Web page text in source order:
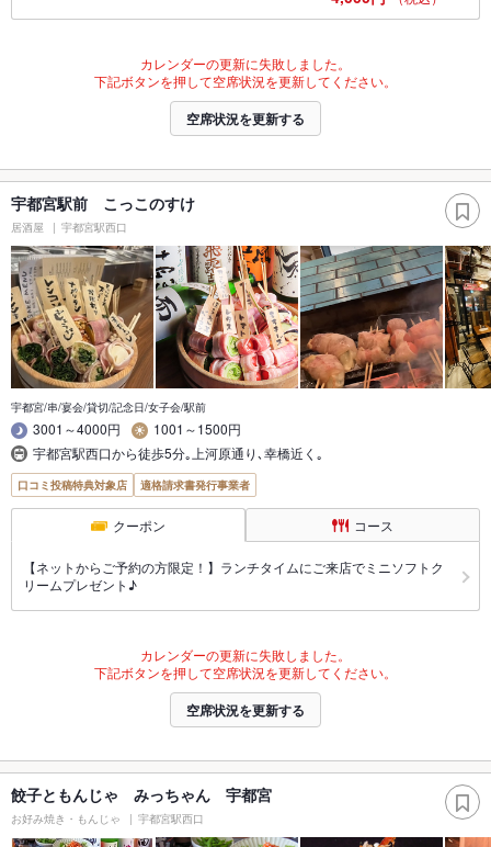
カレンダーの更新に失敗しました。
下記ボタンを押して空席状況を更新してください。
空席状況を更新する
宇都宮駅前 こっこのすけ
居酒屋 宇都宮駅西口
宇都宮/串/宴会/貸切/記念日/女子会/駅前
3001～4000円
1001～1500円
宇都宮駅西口から徒歩5分｡上河原通り､幸橋近く｡
口コミ投稿特典対象店 適格請求書発行事業者
クーポン コース
【ネットからご予約の方限定！】ランチタイムにご来店でミニソフトク
リームプレゼント♪
カレンダーの更新に失敗しました。
下記ボタンを押して空席状況を更新してください。
空席状況を更新する
餃子ともんじゃ みっちゃん 宇都宮
お好み焼き・もんじゃ 宇都宮駅西口